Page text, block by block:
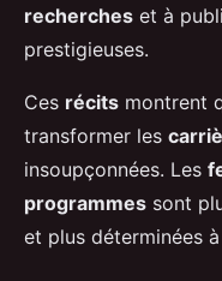
recherches et à
prestigieuses.
Ces récits montrent
transformer les
insoupçonnées. Les
programmes sont
et plus déterminées